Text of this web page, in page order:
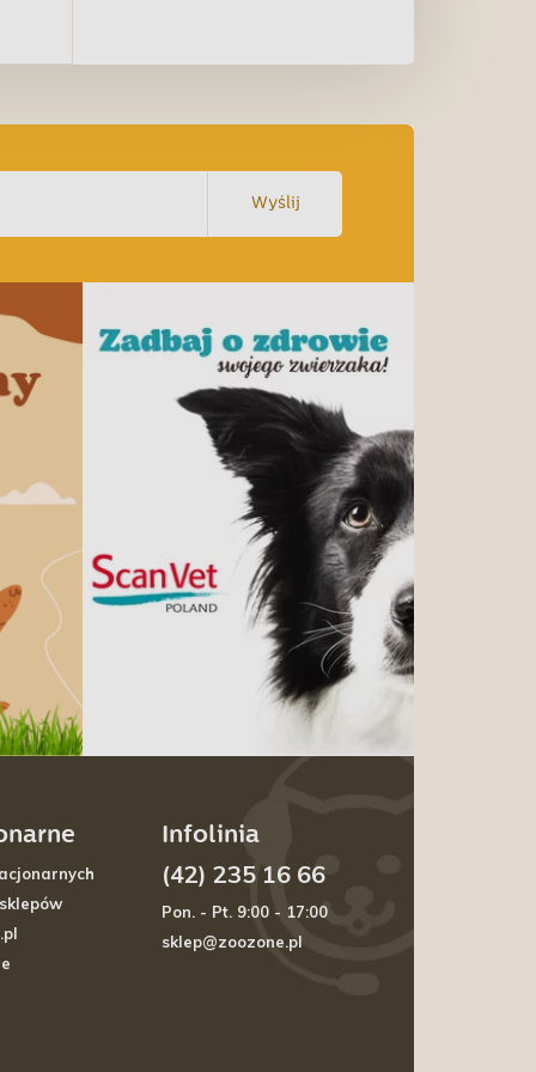
Wyślij
Infolinia
(42) 235 16 66
Pon. - Pt. 9:00 - 17:00
sklep@zoozone.pl